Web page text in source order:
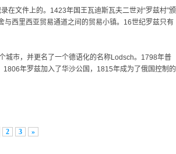
在文件上的。1423年国王瓦迪斯瓦夫二世对“罗兹村”颁
西里西亚贸易通道之间的贸易小镇。16世纪罗兹只有
城市，并更名了一个德语化的名称Lodsch。1798年普
年罗兹加入了华沙公国，1815年成为了俄国控制的
2 3 »